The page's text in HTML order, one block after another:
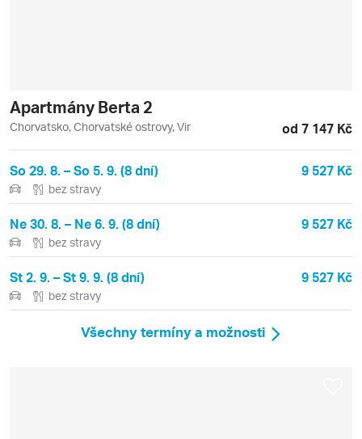
Apartmány Berta 2
Chorvatsko, Chorvatské ostrovy, Vir od 7 147 Kč
So 29. 8. – So 5. 9. (8 dní) 9 527 Kč
bez stravy
Ne 30. 8. – Ne 6. 9. (8 dní) 9 527 Kč
bez stravy
St 2. 9. – St 9. 9. (8 dní) 9 527 Kč
bez stravy
Všechny termíny a možnosti